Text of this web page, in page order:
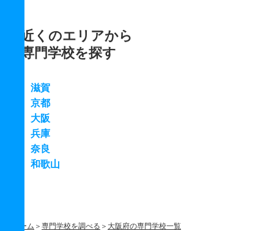
近くのエリアから
専門学校を探す
滋賀
京都
大阪
兵庫
奈良
和歌山
ホーム 専門学校を調べる
大阪府の専門学校一覧